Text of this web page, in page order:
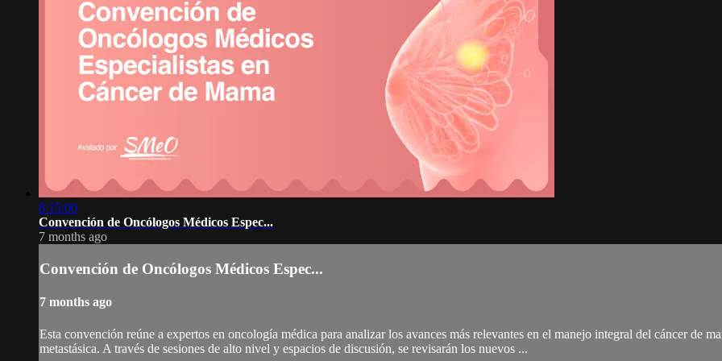
8:15:00
Convención de Oncólogos Médicos Espec...
7 months ago
Convención de Oncólogos Médicos Espec...
7 months ago
Esta convención reúne a expertos en oncología médica para analizar los avances más relevantes en el manejo integral del cáncer de
metastásica. A través de sesiones de alto nivel y espacios de discusión, se revisarán los nuevos ...